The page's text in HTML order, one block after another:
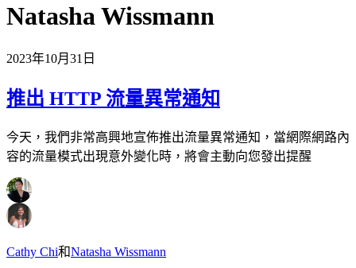
Natasha Wissmann
2023年10月31日
推出 HTTP 流量異常通知
今天，我們非常高興地宣佈推出流量異常通知，當網際網路內
容的流量模式出現意外變化時，將會主動向您發出提醒
Cathy Chi和Natasha Wissmann